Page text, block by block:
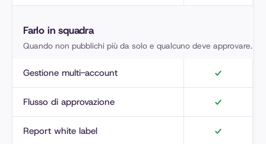
Farlo in squadra
Quando non pubblichi più da solo e qualcuno deve approvare.
Gestione multi-account
Flusso di approvazione
Report white label